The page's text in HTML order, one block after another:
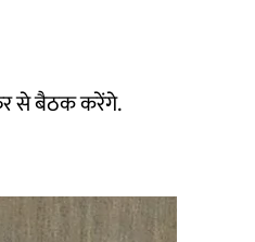
से बैठक करेंगे.